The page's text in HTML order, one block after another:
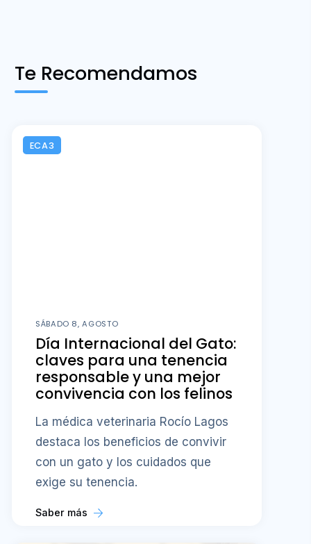
Te Recomendamos
ECA3
SÁBADO 8, AGOSTO
Día Internacional del Gato:
claves para una tenencia
responsable y una mejor
convivencia con los felinos
La médica veterinaria Rocío Lagos
destaca los beneficios de convivir
con un gato y los cuidados que
exige su tenencia.
Saber más